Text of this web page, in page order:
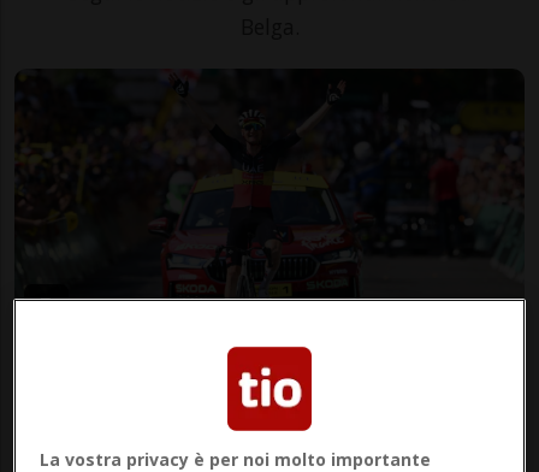
Wellens-Pogacar: la UAE guarda
sempre tutti dall'alto
La vostra privacy è per noi molto importante